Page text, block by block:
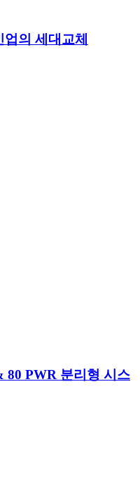
의 세대교체
80 PWR 분리형 시스